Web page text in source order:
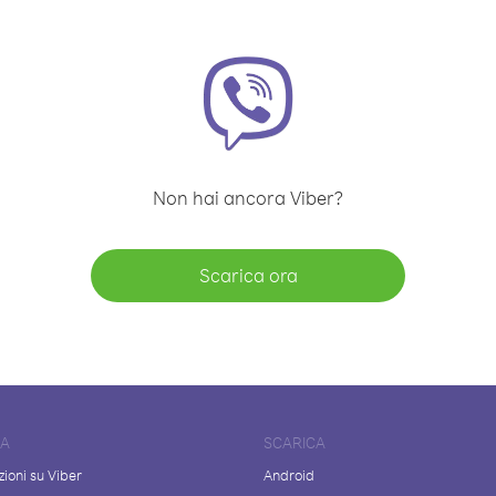
Non hai ancora Viber?
Scarica ora
su Viber
SCARICA
Android